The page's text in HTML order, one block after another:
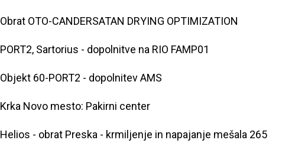
Obrat OTO-CANDERSATAN DRYING OPTIMIZATION
PORT2, Sartorius - dopolnitve na RIO FAMP01
Objekt 60-PORT2 - dopolnitev AMS
Krka Novo mesto: Pakirni center
Helios - obrat Preska - krmiljenje in napajanje mešala 265